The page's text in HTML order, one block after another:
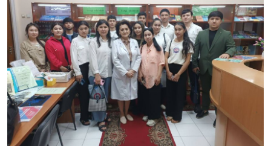
ГНМБ
Цифровые коллекции
История здравоохранения Узбекистана
Периодические издания
Медики Узбекистана
Фотогалерея